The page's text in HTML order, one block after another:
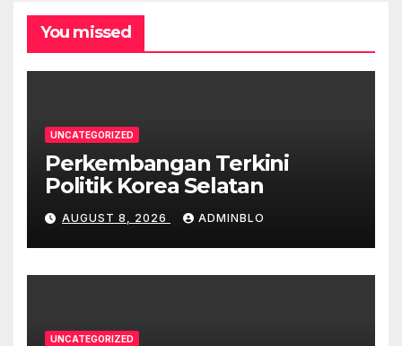
You missed
UNCATEGORIZED
Perkembangan Terkini
Politik Korea Selatan
AUGUST 8, 2026 ADMINBLO
UNCATEGORIZED